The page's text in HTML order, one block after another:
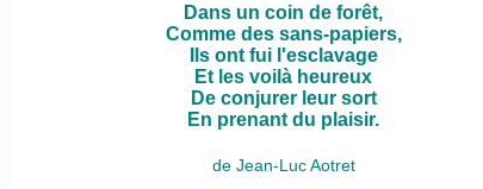
Dans un coin de forêt,
Comme des sans-papiers,
Ils ont fui l'esclavage
Et les voilà heureux
De conjurer leur sort
En prenant du plaisir.
de Jean-Luc Aotret